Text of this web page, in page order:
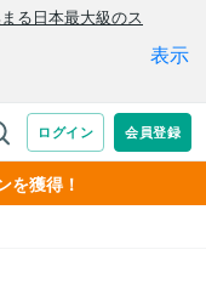
を獲得！